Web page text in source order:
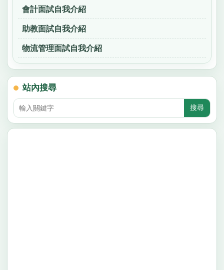
會計面試自我介紹
助教面試自我介紹
物流管理面試自我介紹
站內搜尋